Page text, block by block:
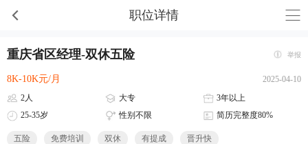
职位详情
重庆省区经理-双休五险 举报
8K-10K元/月
2025-04-10
2人
大专
3年以上
25-35岁
性别不限 简历完整度80%
五险 免费培训 双休 有提成 晋升快